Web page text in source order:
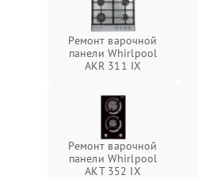
Ремонт варочной
панели Whirlpool
AKR 311 IX
Ремонт варочной
панели Whirlpool
AKT 352 IX